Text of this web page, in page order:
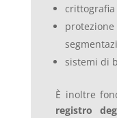
sistemi di
È inoltre
registro